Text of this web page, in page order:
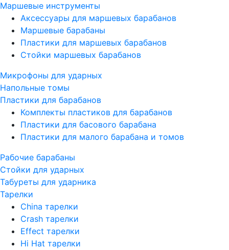
Маршевые инструменты
Аксессуары для маршевых барабанов
Маршевые барабаны
Пластики для маршевых барабанов
Стойки маршевых барабанов
Микрофоны для ударных
Напольные томы
Пластики для барабанов
Комплекты пластиков для барабанов
Пластики для басового барабана
Пластики для малого барабана и томов
Рабочие барабаны
Стойки для ударных
Табуреты для ударника
Тарелки
China тарелки
Crash тарелки
Effect тарелки
Hi Hat тарелки